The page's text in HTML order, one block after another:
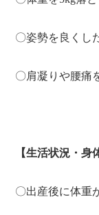
〇姿勢を良くし
〇肩凝りや腰痛
【生活状況・身
〇出産後に体重